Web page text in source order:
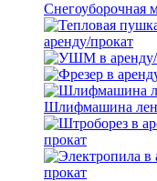
Снегоуборочная
аренду/прокат
Шлифмашина
прокат
прокат